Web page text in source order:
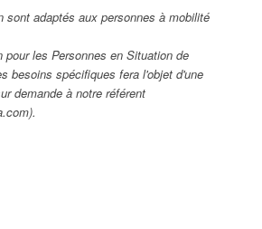
sont adaptés aux personnes à mobilité
les Personnes en Situation de
besoins spécifiques fera l'objet d'une
demande à notre référent